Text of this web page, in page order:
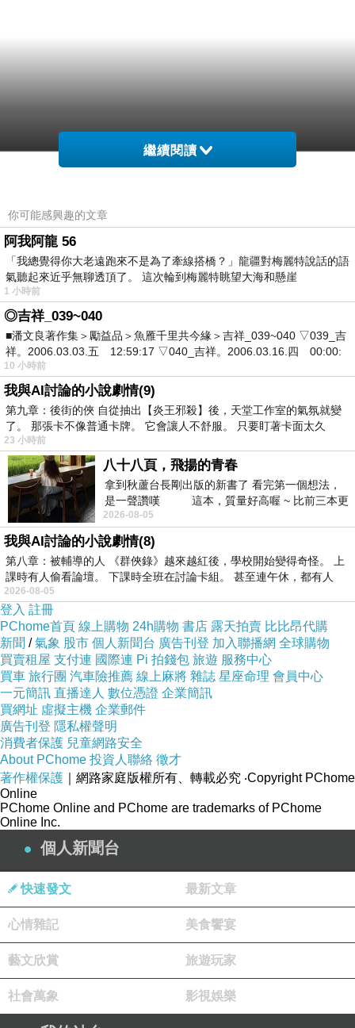
繼續閱讀
你可能感興趣的文章
阿我阿龍 56
「我總覺得你大老遠跑來不是為了牽線搭橋？」龍疆對梅麗特說話的語
氣聽起來近乎無聊透頂了。 這次輪到梅麗特眺望大海和懸崖
1 小時前
◎吉祥_039~040
■潘文良著作集＞勵益品＞魚雁千里共今緣＞吉祥_039~040 ▽039_吉
祥。2006.03.03.五 12:59:17 ▽040_吉祥。2006.03.16.四 00:00:
10 小時前
我與AI討論的小說劇情(9)
第九章：後街的俠 自從抽出【炎王邪殺】後，天堂工作室的氣氛就變
了。 那張卡不像普通卡牌。 它會讓人不舒服。 只要盯著卡面太久
23 小時前
八十八頁，飛揚的青春
拿到秋蘆台長剛出版的新書了 看完第一個想法，
是一聲讚嘆 這本，質量好高喔 ~ 比前三本更
勝一
2026-08-05
我與AI討論的小說劇情(8)
第八章：被輔導的人 《群俠錄》越來越紅後，學校開始變得奇怪。 上
課時有人偷看論壇。 下課時全班在討論卡組。 甚至連午休，都有人
2026-08-05
登入 註冊
PChome首頁 線上購物 24h購物 書店 露天拍賣 比比昂代購
新聞 /氣象 股市 個人新聞台 廣告刊登 加入聯播網 全球購物
買賣租屋 支付連 國際連 Pi 拍錢包 旅遊 服務中心
買車 旅行團 汽車險推薦 線上麻將 雜誌 星座命理 會員中心
一元簡訊 直播達人 數位憑證 企業簡訊
買網址 虛擬主機 企業郵件
廣告刊登 隱私權聲明
消費者保護 兒童網路安全
About PChome 投資人聯絡 徵才
著作權保護 ｜網路家庭版權所有、轉載必究 ‧Copyright PChome
Online
PChome Online and PChome are trademarks of PChome
Online Inc.
個人新聞台
快速發文 最新文章
心情雜記 美食饗宴
藝文欣賞 旅遊玩家
社會萬象 影視娛樂